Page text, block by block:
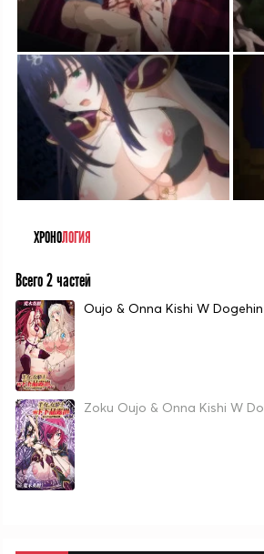
ХРОНОЛОГИЯ
Всего 2 частей
Oujo & Onna Kishi W
Zoku Oujo & Onna Kishi W